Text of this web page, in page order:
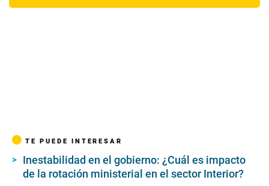
TE PUEDE INTERESAR
Inestabilidad en el gobierno: ¿Cuál es impacto
de la rotación ministerial en el sector Interior?